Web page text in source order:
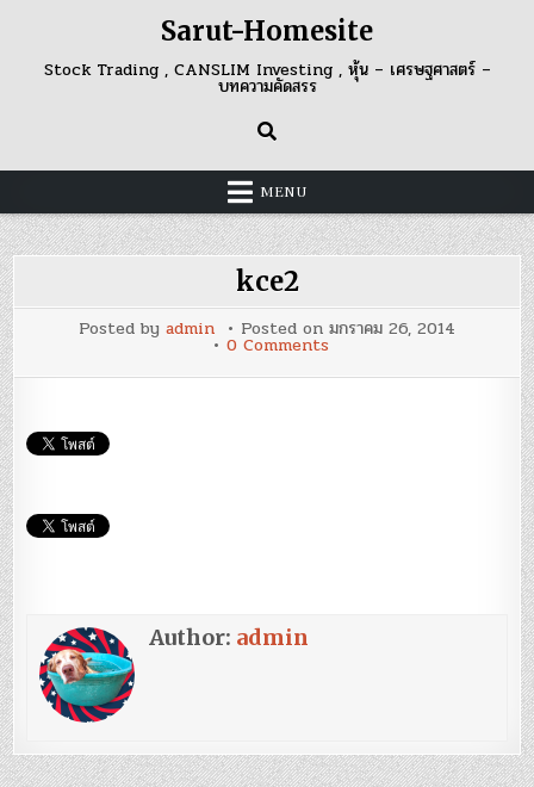
content
Sarut-Homesite
Stock Trading , CANSLIM Investing , หุ้น – เศรษฐศาสตร์ –
บทความคัดสรร
MENU
kce2
Posted by admin Posted on มกราคม 26, 2014
0 Commentson
Author: admin